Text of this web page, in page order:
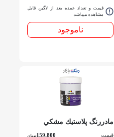
قیمت و تعداد عمده بعد از لاگین قابل
مشاهده میباشد
ناموجود
مادررنگ پلاستيك مشكي
قیمت 159,800تومان